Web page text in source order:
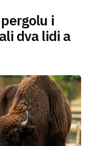
i
dva lidi a